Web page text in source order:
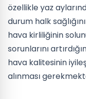
özellikle yaz
durum halk
hava kirliliğinin
sorunlarını
hava kalitesinin
alınması